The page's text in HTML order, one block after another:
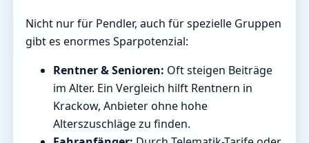
Nicht nur für Pendler, auch für spezielle Gruppen
gibt es enormes Sparpotenzial:
Rentner & Senioren: Oft steigen Beiträge
im Alter. Ein Vergleich hilft Rentnern in
Krackow, Anbieter ohne hohe
Alterszuschläge zu finden.